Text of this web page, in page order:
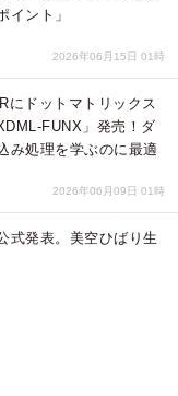
イント」
2026年06月15日 01時
にドットマトリックス
FUNX」発売！ダ
み処理を学ぶのに最適
2026年06月09日 01時
式発表。美空ひばり生